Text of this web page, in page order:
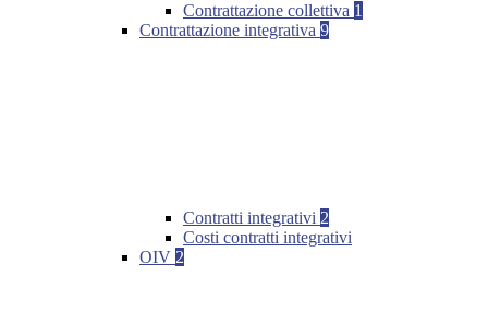
Contrattazione collettiva 1
Contrattazione integrativa 9
Contratti integrativi 2
Costi contratti integrativi
OIV 2